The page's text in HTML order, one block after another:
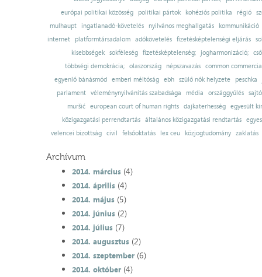
európai politikai közösség
politikai pártok kohéziós politika régió
mulhaupt
ingatlanadó-követelés nyilvános meghallgatás
kommunikáció
internet
platformtársadalom adókövetelés fizetésképtelenségi eljárás
kisebbségek sokféleség fizetésképtelenség; jogharmonizáció;
többségi demokrácia; olaszország népszavazás common
egyenlő bánásmód emberi méltóság ebh szülő nők helyzete
peschka
parlament
véleménynyilvánítás szabadsága média országgyűlés
muršić
european court of human rights dajkaterhesség
egyesült
közigazgatási perrendtartás
általános közigazgatási rendtartás
velencei bizottság
civil felsőoktatás lex ceu közjogtudomány zaklatás
Archívum
2014. március(4)
2014. április(4)
2014. május(5)
2014. június(2)
2014. július(7)
2014. augusztus(2)
2014. szeptember(6)
2014. október(4)